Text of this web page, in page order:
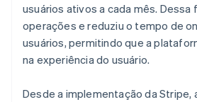
usuários ativos a cada mês. Dessa
operações e reduziu o tempo de
usuários, permitindo que a
na experiência do usuário.
Desde a implementação da Stripe,